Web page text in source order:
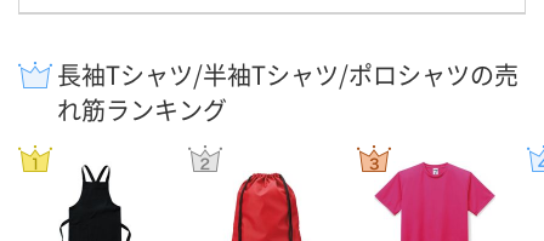
長袖Tシャツ/半袖Tシャツ/ポロシャツの売
れ筋ランキング